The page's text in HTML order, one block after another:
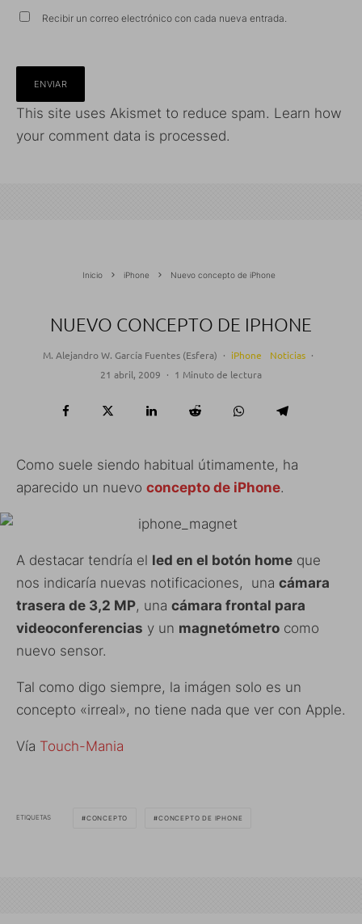
Recibir un correo electrónico con cada nueva entrada.
This site uses Akismet to reduce spam. Learn how
your comment data is processed.
Inicio iPhone Nuevo concepto de iPhone
NUEVO CONCEPTO DE IPHONE
M. Alejandro W. García Fuentes (Esfera) · iPhone Noticias ·
21 abril, 2009 · 1 Minuto de lectura
Como suele siendo habitual útimamente, ha
aparecido un nuevo concepto de iPhone.
A destacar tendría el led en el botón home que
nos indicaría nuevas notificaciones, una cámara
trasera de 3,2 MP, una cámara frontal para
videoconferencias y un magnetómetro como
nuevo sensor.
Tal como digo siempre, la imágen solo es un
concepto «irreal», no tiene nada que ver con Apple.
Vía Touch-Mania
ETIQUETAS CONCEPTO CONCEPTO DE IPHONE